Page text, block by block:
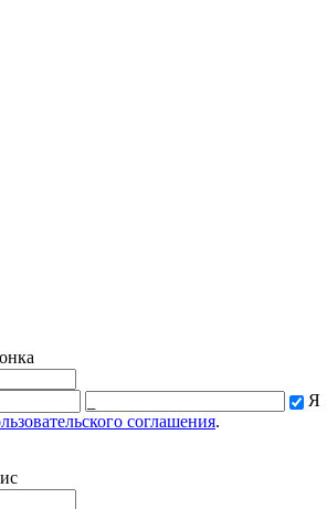
Я
соглашения.